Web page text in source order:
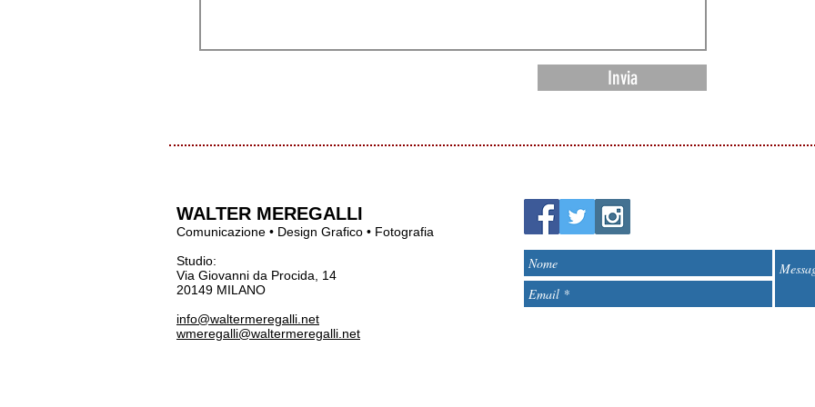
Invia
WALTER MEREGALLI
Comunicazione • Design Grafico • Fotografia
Studio:
Via Giovanni da Procida, 14
20149 MILANO
info@waltermeregalli.net
wmeregalli@waltermeregalli.net